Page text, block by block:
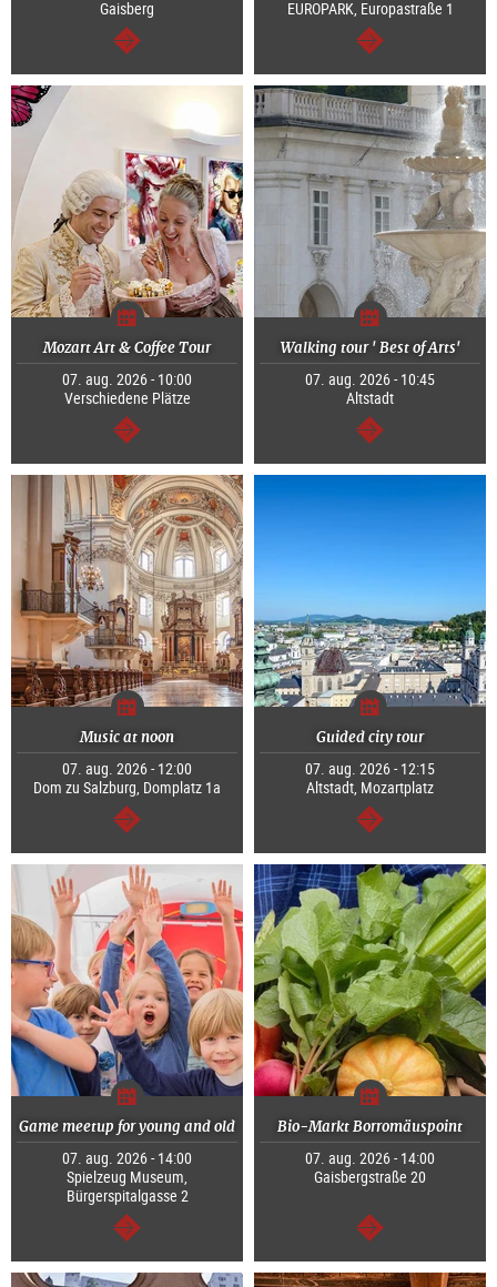
Gaisberg
Tovább
EUROPARK, Europastraße 1
Tovább
Mozart Art & Coffee Tour
07. aug. 2026 - 10:00
Verschiedene Plätze
Tovább
Walking tour ' Best of Arts'
07. aug. 2026 - 10:45
Altstadt
Tovább
Music at noon
07. aug. 2026 - 12:00
Dom zu Salzburg, Domplatz 1a
Tovább
Guided city tour
07. aug. 2026 - 12:15
Altstadt, Mozartplatz
Tovább
Game meetup for young and old
07. aug. 2026 - 14:00
Spielzeug Museum,
Bürgerspitalgasse 2
Tovább
Bio-Markt Borromäuspoint
07. aug. 2026 - 14:00
Gaisbergstraße 20
Tovább